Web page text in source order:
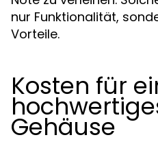
nur Funktionalität,
Vorteile.
Kosten für
Gehäuse